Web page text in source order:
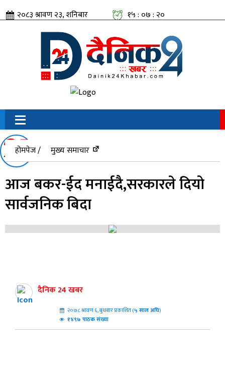
२०८३ श्रावण २३, शनिबार
१५ : ०७ : २०
सामाजिक संजालतिर:
होमपेज / मुख्य समाचार
आज बकर-ईद मनाईदै,सरकारले दियो
सार्वजनिक बिदा
दैनिक 24 खबर
२०७८ श्रावण ६, बुधबार प्रकाशित (५ साल अघि)
१४९७ पाठक संख्या